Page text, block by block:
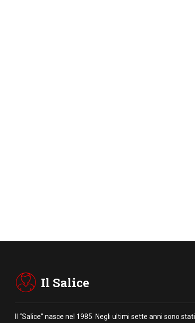
Il Salice
Il “Salice” nasce nel 1985. Negli ultimi sette anni sono stati